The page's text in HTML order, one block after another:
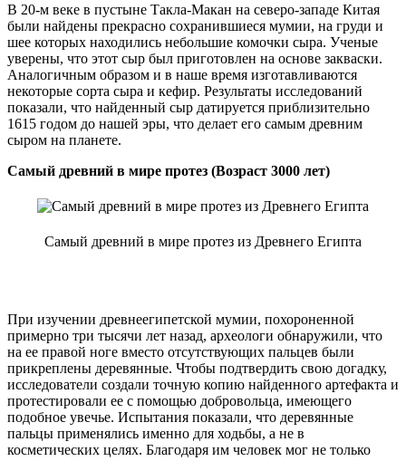
В 20-м веке в пустыне Такла-Макан на северо-западе Китая
были найдены прекрасно сохранившиеся мумии, на груди и
шее которых находились небольшие комочки сыра. Ученые
уверены, что этот сыр был приготовлен на основе закваски.
Аналогичным образом и в наше время изготавливаются
некоторые сорта сыра и кефир. Результаты исследований
показали, что найденный сыр датируется приблизительно
1615 годом до нашей эры, что делает его самым древним
сыром на планете.
Самый древний в мире протез (Возраст 3000 лет)
Самый древний в мире протез из Древнего Египта
При изучении древнеегипетской мумии, похороненной
примерно три тысячи лет назад, археологи обнаружили, что
на ее правой ноге вместо отсутствующих пальцев были
прикреплены деревянные. Чтобы подтвердить свою догадку,
исследователи создали точную копию найденного артефакта и
протестировали ее с помощью добровольца, имеющего
подобное увечье. Испытания показали, что деревянные
пальцы применялись именно для ходьбы, а не в
косметических целях. Благодаря им человек мог не только